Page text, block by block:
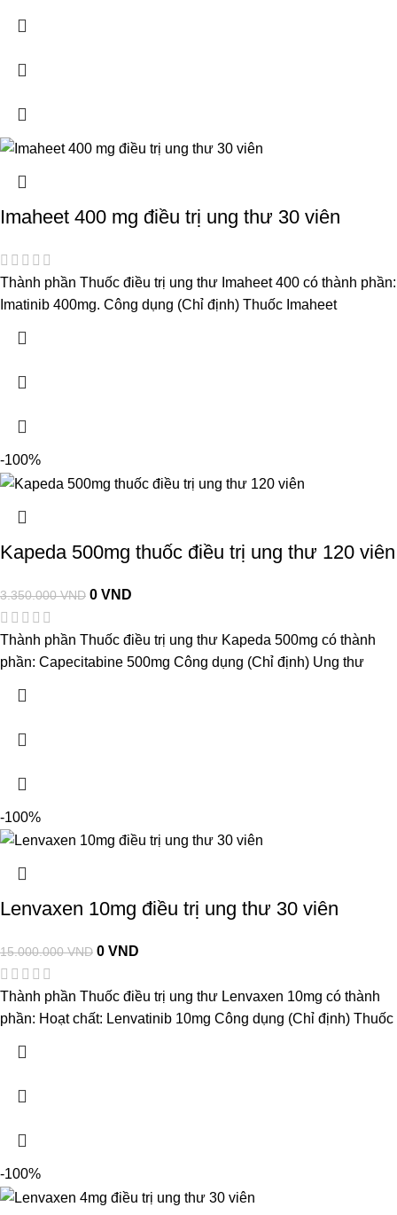
Imaheet 400 mg điều trị ung thư 30 viên
Thành phần Thuốc điều trị ung thư Imaheet 400 có thành phần:
Imatinib 400mg. Công dụng (Chỉ định) Thuốc Imaheet
-100%
Kapeda 500mg thuốc điều trị ung thư 120 viên
3.350.000VND 0VND
Thành phần Thuốc điều trị ung thư Kapeda 500mg có thành
phần: Capecitabine 500mg Công dụng (Chỉ định) Ung thư
-100%
Lenvaxen 10mg điều trị ung thư 30 viên
15.000.000VND 0VND
Thành phần Thuốc điều trị ung thư Lenvaxen 10mg có thành
phần: Hoạt chất: Lenvatinib 10mg Công dụng (Chỉ định) Thuốc
-100%